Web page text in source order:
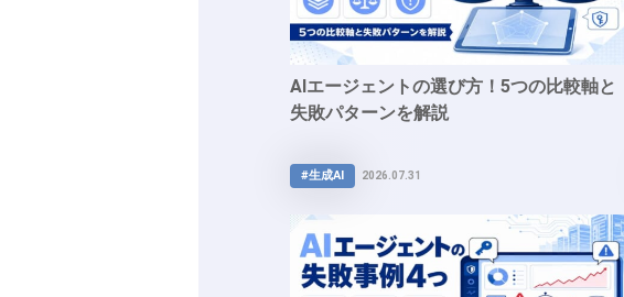
AIエージェントの選び方！5つの比較軸と
失敗パターンを解説
#生成AI 2026.07.31